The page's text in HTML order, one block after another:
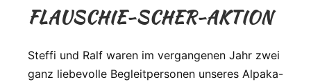
FLAUSCHIE-SCHER-AKTION
Steffi und Ralf waren im vergangenen Jahr zwei
ganz liebevolle Begleitpersonen unseres Alpaka-